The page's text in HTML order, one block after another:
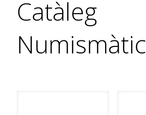
Catàleg
Numismàtic